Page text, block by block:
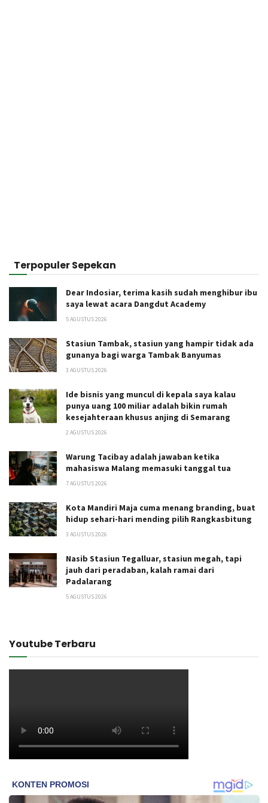
Terpopuler Sepekan
Dear Indosiar, terima kasih sudah menghibur ibu
saya lewat acara Dangdut Academy
5 AGUSTUS 2026
Stasiun Tambak, stasiun yang hampir tidak ada
gunanya bagi warga Tambak Banyumas
3 AGUSTUS 2026
Ide bisnis yang muncul di kepala saya kalau
punya uang 100 miliar adalah bikin rumah
kesejahteraan khusus anjing di Semarang
2 AGUSTUS 2026
Warung Tacibay adalah jawaban ketika
mahasiswa Malang memasuki tanggal tua
7 AGUSTUS 2026
Kota Mandiri Maja cuma menang branding, buat
hidup sehari-hari mending pilih Rangkasbitung
3 AGUSTUS 2026
Nasib Stasiun Tegalluar, stasiun megah, tapi
jauh dari peradaban, kalah ramai dari
Padalarang
5 AGUSTUS 2026
Youtube Terbaru